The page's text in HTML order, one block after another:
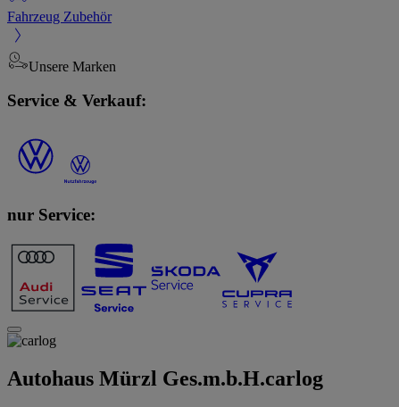
Fahrzeug Zubehör
Unsere Marken
Service & Verkauf:
nur Service:
Autohaus Mürzl Ges.m.b.H.carlog